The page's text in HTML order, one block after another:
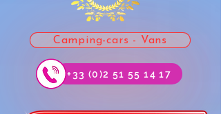
Camping-cars - Vans
+33 (0)2 51 55 14 17